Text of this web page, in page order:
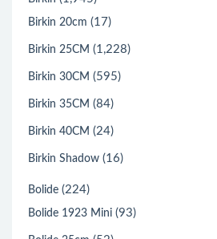
Birkin 20cm (17)
Birkin 25CM (1,228)
Birkin 30CM (595)
Birkin 35CM (84)
Birkin 40CM (24)
Birkin Shadow (16)
Bolide (224)
Bolide 1923 Mini (93)